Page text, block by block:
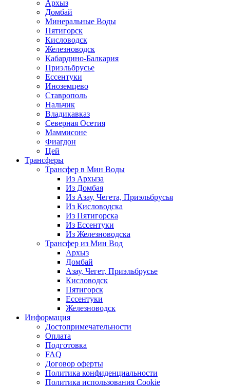
Архыз
Домбай
Минеральные Воды
Пятигорск
Кисловодск
Железноводск
Кабардино-Балкария
Приэльбрусье
Ессентуки
Иноземцево
Ставрополь
Нальчик
Владикавказ
Северная Осетия
Маммисоне
Фиагдон
Цей
Трансферы
Трансфер в Мин Воды
Из Архыза
Из Домбая
Из Азау, Чегета, Приэльбрусья
Из Кисловодска
Из Пятигорска
Из Ессентуки
Из Железноводска
Трансфер из Мин Вод
Архыз
Домбай
Азау, Чегет, Приэльбрусье
Кисловодск
Пятигорск
Ессентуки
Железноводск
Информация
Достопримечательности
Оплата
Подготовка
FAQ
Договор оферты
Политика конфиденциальности
Политика использования Cookie